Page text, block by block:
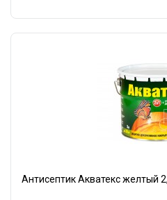
Антисептик Акватекс желтый